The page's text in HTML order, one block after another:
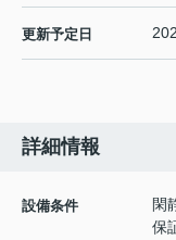
更新予定日
詳細情報
設備条件
閑
保